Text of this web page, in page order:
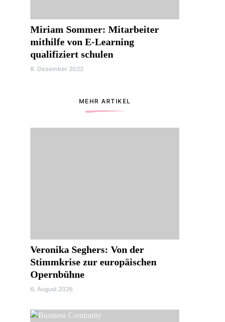
Miriam Sommer: Mitarbeiter
mithilfe von E-Learning
qualifiziert schulen
8. Dezember 2022
MEHR ARTIKEL
Veronika Seghers: Von der
Stimmkrise zur europäischen
Opernbühne
6. August 2026